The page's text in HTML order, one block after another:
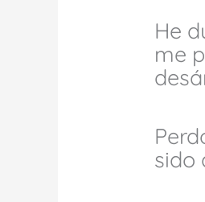
He
me
sido